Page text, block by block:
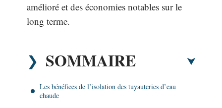
amélioré et des économies notables sur le
long terme.
SOMMAIRE
Les bénéfices de l’isolation des tuyauteries d’eau
chaude